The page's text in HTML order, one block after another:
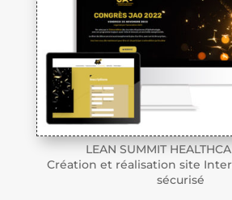
LEAN SUMMIT
Création et réalisation site
sécurisé